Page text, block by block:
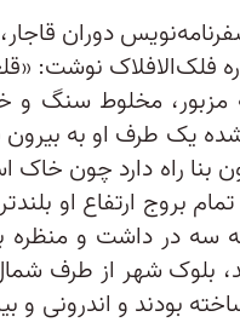
فلک‌الافلاک نوشت:
یک طرف او به بیرون
بنا راه دارد چون
بروج ارتفاع او
سه در داشت و منظره
بلوک شهر از طرف
بودند و اندرونی